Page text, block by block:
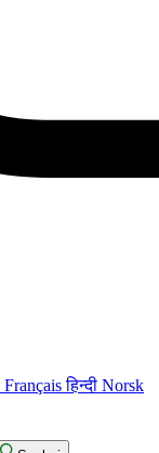
Françaisहिन्दी Norsk